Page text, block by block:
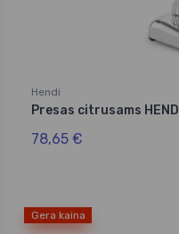
Hendi
Presas citrusams HENDI
78,65 €
Gera kaina